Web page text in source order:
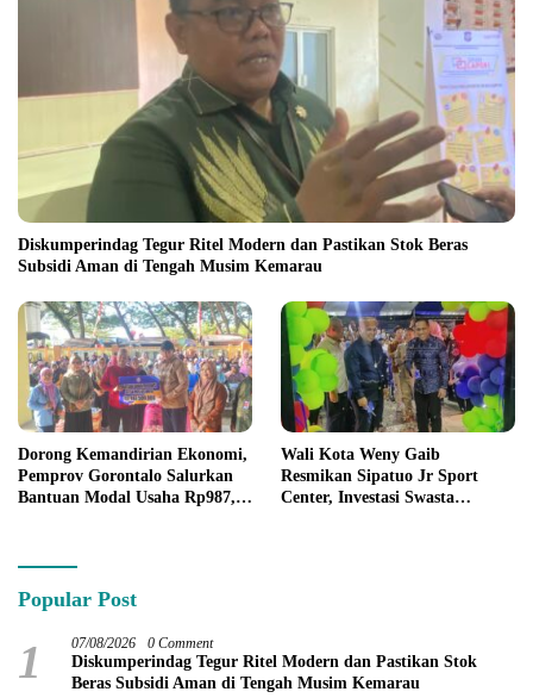
Diskumperindag Tegur Ritel Modern dan Pastikan Stok Beras
Subsidi Aman di Tengah Musim Kemarau
Dorong Kemandirian Ekonomi,
Pemprov Gorontalo Salurkan
Bantuan Modal Usaha Rp987,5
Wali Kota Weny Gaib
Resmikan Sipatuo Jr Sport
Center, Investasi Swasta
Popular Post
1 07/08/2026 0 Comment
Diskumperindag Tegur Ritel Modern dan Pastikan Stok
Beras Subsidi Aman di Tengah Musim Kemarau